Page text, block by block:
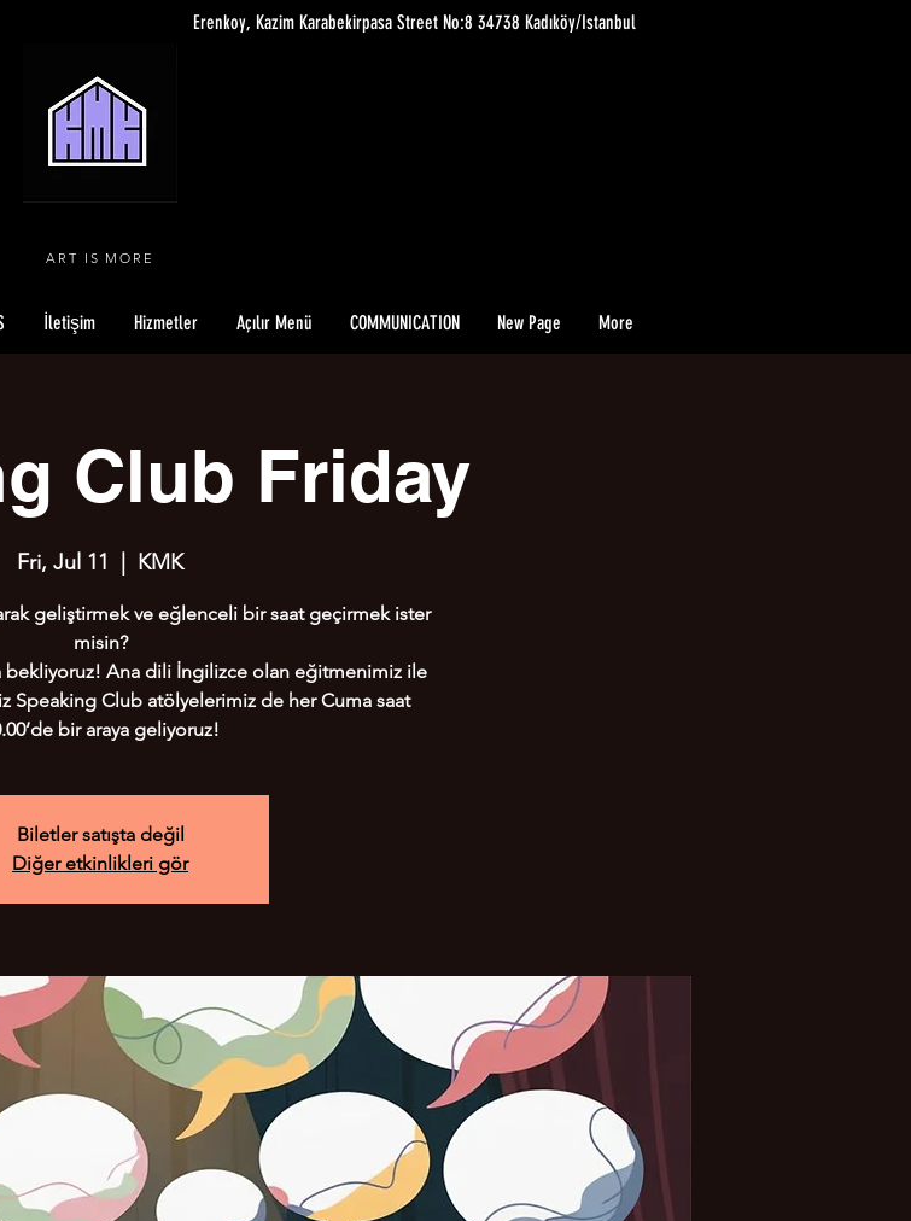
Erenkoy, Kazim Karabekirpasa Street No:8 34738 Kadıköy/Istanbul
ART IS MORE
İletişim Hizmetler Açılır Menü COMMUNICATION New Page More
Club Friday
Fri, Jul 11 KMK
geliştirmek ve eğlenceli bir saat geçirmek ister
misin?
bekliyoruz! Ana dili İngilizce olan eğitmenimiz ile
Speaking Club atölyelerimiz de her Cuma saat
Biletler satışta değil
Diğer etkinlikleri gör